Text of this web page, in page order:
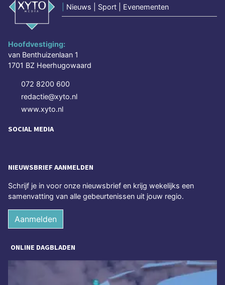
Nieuws | Sport | Evenementen
Hoofdvestiging:
van Benthuizenlaan 1
1701 BZ Heerhugowaard
072 8200 600
redactie@xyto.nl
www.xyto.nl
SOCIAL MEDIA
NIEUWSBRIEF AANMELDEN
Schrijf je in voor onze nieuwsbrief en krijg wekelijks een
samenvatting van alle gebeurtenissen uit jouw regio.
Aanmelden
ONLINE DAGBLADEN